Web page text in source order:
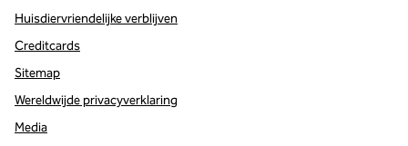
Huisdiervriendelijke verblijven
Creditcards
Sitemap
Wereldwijde privacyverklaring
Media